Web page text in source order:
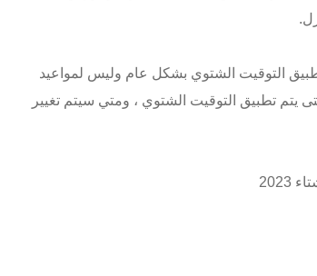
التوقيت الشتوي بشكل عام وليس لمواعيد
تطبيق التوقيت الشتوي ، ومتي سيتم تغيير